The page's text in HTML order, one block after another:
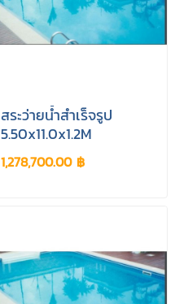
สระว่ายน้ำสำเร็จรูป
5.50x11.0x1.2M
1,278,700.00 ฿